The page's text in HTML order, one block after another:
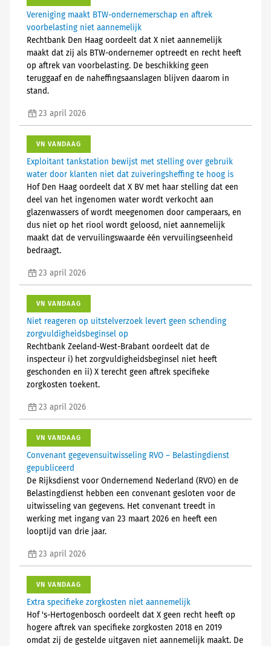
Vereniging maakt BTW-ondernemerschap en aftrek
voorbelasting niet aannemelijk
Rechtbank Den Haag oordeelt dat X niet aannemelijk
maakt dat zij als BTW-ondernemer optreedt en recht heeft
op aftrek van voorbelasting. De beschikking geen
teruggaaf en de naheffingsaanslagen blijven daarom in
stand.
23 april 2026
VN VANDAAG
Exploitant tankstation bewijst met stelling over gebruik
water door klanten niet dat zuiveringsheffing te hoog is
Hof Den Haag oordeelt dat X BV met haar stelling dat een
deel van het ingenomen water wordt verkocht aan
glazenwassers of wordt meegenomen door camperaars, en
dus niet op het riool wordt geloosd, niet aannemelijk
maakt dat de vervuilingswaarde één vervuilingseenheid
bedraagt.
23 april 2026
VN VANDAAG
Niet reageren op uitstelverzoek levert geen schending
zorgvuldigheidsbeginsel op
Rechtbank Zeeland-West-Brabant oordeelt dat de
inspecteur i) het zorgvuldigheidsbeginsel niet heeft
geschonden en ii) X terecht geen aftrek specifieke
zorgkosten toekent.
23 april 2026
VN VANDAAG
Convenant gegevensuitwisseling RVO – Belastingdienst
gepubliceerd
De Rijksdienst voor Ondernemend Nederland (RVO) en de
Belastingdienst hebben een convenant gesloten voor de
uitwisseling van gegevens. Het convenant treedt in
werking met ingang van 23 maart 2026 en heeft een
looptijd van drie jaar.
23 april 2026
VN VANDAAG
Extra specifieke zorgkosten niet aannemelijk
Hof 's-Hertogenbosch oordeelt dat X geen recht heeft op
hogere aftrek van specifieke zorgkosten 2018 en 2019
omdat zij de gestelde uitgaven niet aannemelijk maakt. De